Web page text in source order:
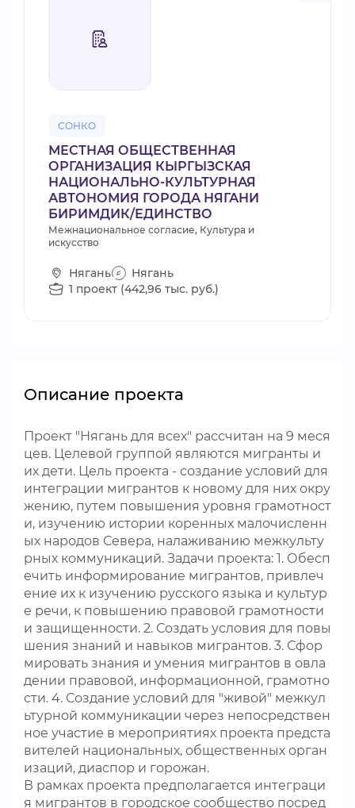
СОНКО
МЕСТНАЯ ОБЩЕСТВЕННАЯ
ОРГАНИЗАЦИЯ КЫРГЫЗСКАЯ
НАЦИОНАЛЬНО-КУЛЬТУРНАЯ
АВТОНОМИЯ ГОРОДА НЯГАНИ
БИРИМДИК/ЕДИНСТВО
Межнациональное согласие, Культура и
искусство
Нягань
Нягань
1 проект (442,96 тыс. руб.)
Описание проекта
Проект "Нягань для всех" рассчитан на 9 меся
цев. Целевой группой являются мигранты и
их дети. Цель проекта - создание условий для
интеграции мигрантов к новому для них окру
жению, путем повышения уровня грамотност
и, изучению истории коренных малочисленн
ых народов Севера, налаживанию межкульту
рных коммуникаций. Задачи проекта: 1. Обесп
ечить информирование мигрантов, привлеч
ение их к изучению русского языка и культур
е речи, к повышению правовой грамотности
и защищенности. 2. Создать условия для повы
шения знаний и навыков мигрантов. 3. Сфор
мировать знания и умения мигрантов в овла
дении правовой, информационной, грамотно
сти. 4. Создание условий для "живой" межкул
ьтурной коммуникации через непосредствен
ное участие в мероприятиях проекта предста
вителей национальных, общественных орган
изаций, диаспор и горожан.
В рамках проекта предполагается интеграци
я мигрантов в городское сообщество посред